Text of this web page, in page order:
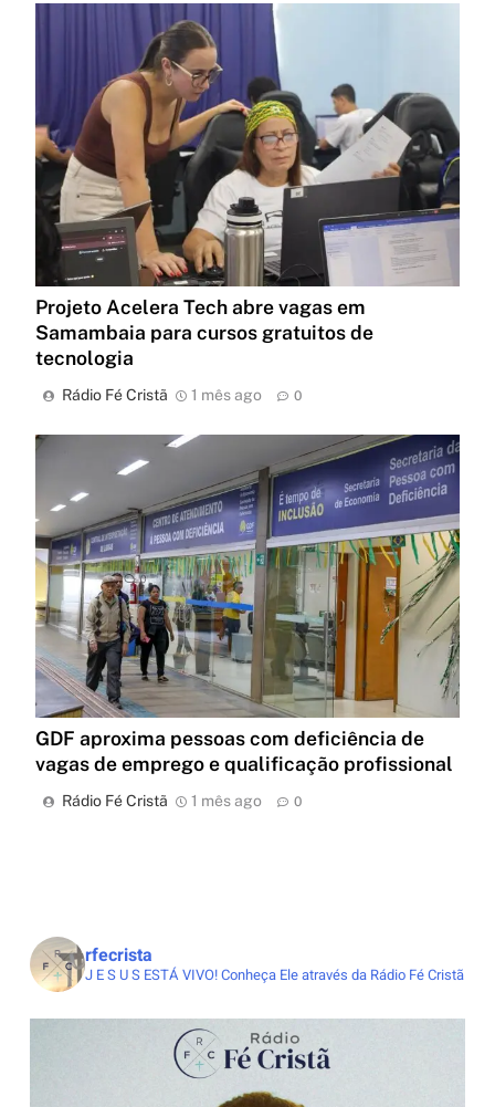
Projeto Acelera Tech abre vagas em
Samambaia para cursos gratuitos de
tecnologia
Rádio Fé Cristã 1 mês ago 0
GDF aproxima pessoas com deficiência de
vagas de emprego e qualificação profissional
Rádio Fé Cristã 1 mês ago 0
rfecrista
J E S U S ESTÁ VIVO!Conheça Ele através da Rádio Fé Cristã